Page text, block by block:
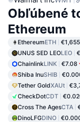
Obľúbené
Ethereum
EthereumETH
UNUS SED LEOLEO
ChainlinkLINK €7.08
Shiba InuSHIB
Tether GoldXAUt
CheckDotCDT
Cross The AgesCTA
DinoLFGDINO